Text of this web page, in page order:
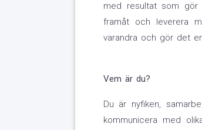
med resultat som
framåt och leverera
varandra och gör det
Vem är du?
Du är nyfiken,
kommunicera med